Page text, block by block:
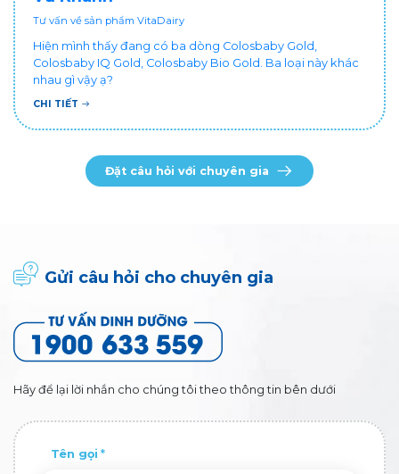
Tư vấn về sản phẩm VitaDairy
Hiện mình thấy đang có ba dòng Colosbaby Gold,
Colosbaby IQ Gold, Colosbaby Bio Gold. Ba loại này khác
nhau gì vậy ạ?
CHI TIẾT
Đặt câu hỏi với chuyên gia
Gửi câu hỏi cho chuyên gia
Hãy để lại lời nhắn cho chúng tôi theo thông tin bên dưới
Tên gọi